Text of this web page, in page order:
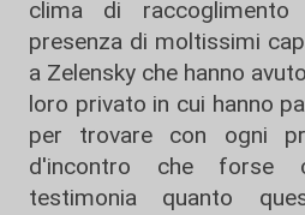
clima di raccoglimento
presenza di moltissimi
a Zelensky che hanno
loro privato in cui hanno
per trovare con ogni
d'incontro che forse
testimonia quanto